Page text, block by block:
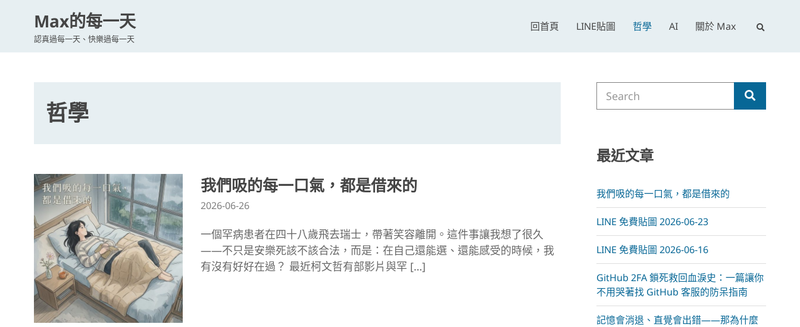
Max的每一天
認真過每一天、快樂過每一天
回首頁 LINE貼圖 哲學 AI 關於 Max
E
p
d
o
m
哲學
我們吸的每一口氣，都是借來的
2026-06-26
一個罕病患者在四十八歲飛去瑞士，帶著笑容離開。這件事讓我想了很久
——不只是安樂死該不該合法，而是：在自己還能選、還能感受的時候，我
有沒有好好在過？ 最近柯文哲有部影片與罕 […]
for:
最近文章
我們吸的每一口氣，都是借來的
LINE 免費貼圖 2026-06-23
LINE 免費貼圖 2026-06-16
GitHub 2FA 鎖死救回血淚史：一篇讓你
不用哭著找 GitHub 客服的防呆指南
記憶會消退、直覺會出錯——那為什麼